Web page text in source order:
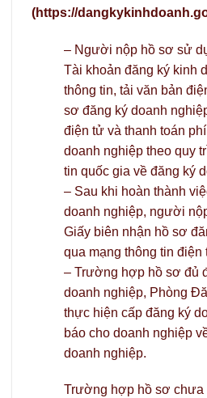
(https://
– Người nộp hồ sơ sử
Tài khoản đăng ký kinh
thông tin, tải văn bản
sơ đăng ký doanh
điện tử và thanh toán
doanh nghiệp theo quy
tin quốc gia về đăng ký
– Sau khi hoàn thành
doanh nghiệp, người
Giấy biên nhận hồ sơ
qua mạng thông tin điện
– Trường hợp hồ sơ đủ
doanh nghiệp, Phòng
thực hiện cấp đăng ký
báo cho doanh nghiệp
doanh nghiệp.
Trường hợp hồ sơ chưa